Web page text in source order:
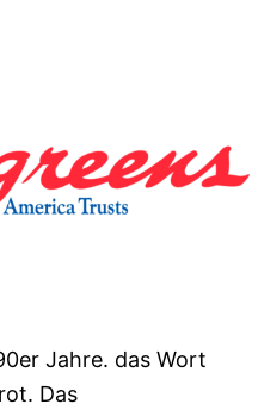
Jahre. das Wort
Das